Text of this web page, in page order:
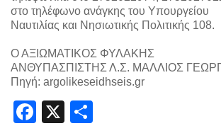
στο τηλέφωνο ανάγκης του Υπουργείου
Ναυτιλίας και Νησιωτικής Πολιτικής 108.
Ο ΑΞΙΩΜΑΤΙΚΟΣ ΦΥΛΑΚΗΣ
ΑΝΘΥΠΑΣΠΙΣΤΗΣ Λ.Σ. ΜΑΛΛΙΟΣ
Πηγή: argolikeseidhseis.gr
Facebook
X